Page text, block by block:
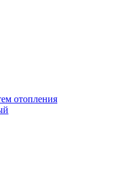
отопления